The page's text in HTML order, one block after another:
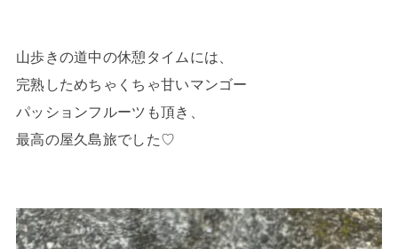
山歩きの道中の休憩タイムには、
完熟しためちゃくちゃ甘いマンゴー
パッションフルーツも頂き、
最高の屋久島旅でした♡